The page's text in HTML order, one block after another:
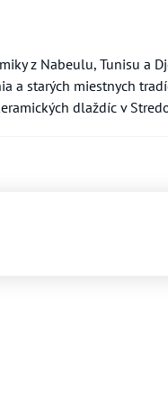
z Nabeulu, Tunisu a
a starých miestnych
dlaždíc v